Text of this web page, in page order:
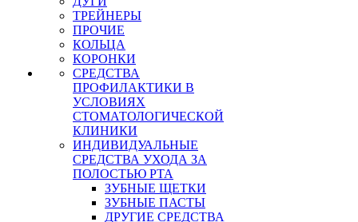
ТРЕЙНЕРЫ
ПРОЧИЕ
КОЛЬЦА
КОРОНКИ
СРЕДСТВА
ПРОФИЛАКТИКИ В
УСЛОВИЯХ
СТОМАТОЛОГИЧЕСКОЙ
КЛИНИКИ
ИНДИВИДУАЛЬНЫЕ
СРЕДСТВА УХОДА ЗА
ПОЛОСТЬЮ РТА
ЗУБНЫЕ ЩЕТКИ
ЗУБНЫЕ ПАСТЫ
ДРУГИЕ СРЕДСТВА